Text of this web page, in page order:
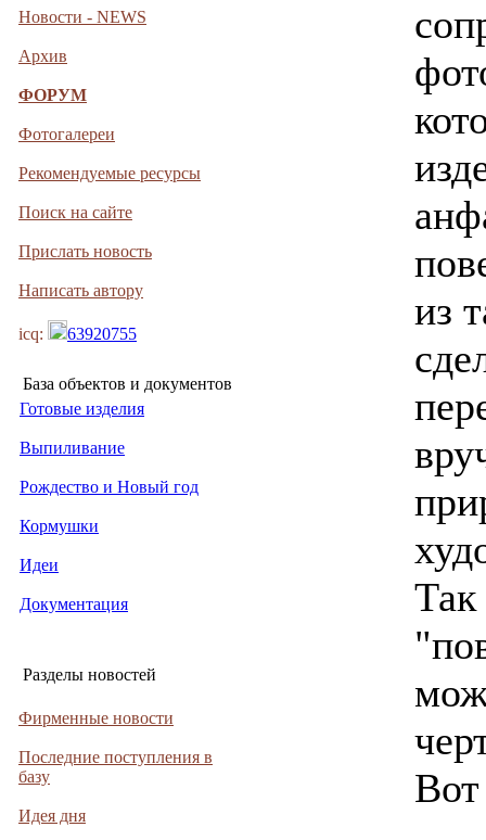
Новости - NEWS
Архив
ФОРУМ
Фотогалереи
Рекомендуемые ресурсы
Поиск на сайте
Прислать новость
Написать автору
icq: 63920755
База объектов и документов
Готовые изделия
Выпиливание
Рождество и Новый год
Кормушки
Идеи
Документация
Разделы новостей
Фирменные новости
Последние поступления в
базу
Идея дня
из
Так